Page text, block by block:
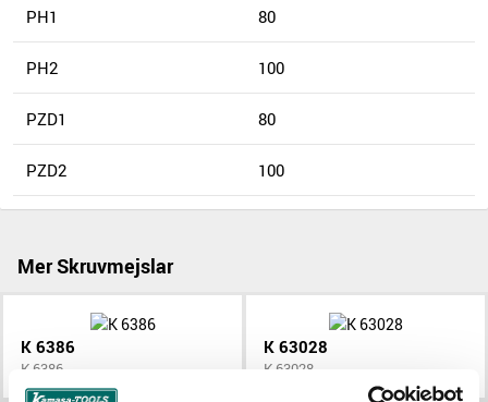
PH1 80
PH2 100
PZD1 80
PZD2 100
Mer Skruvmejslar
K 6386
K 6386
K 63028
K 63028